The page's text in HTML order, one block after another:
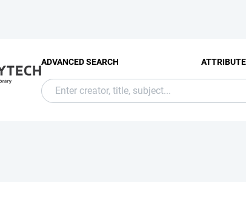
ADVANCED SEARCH